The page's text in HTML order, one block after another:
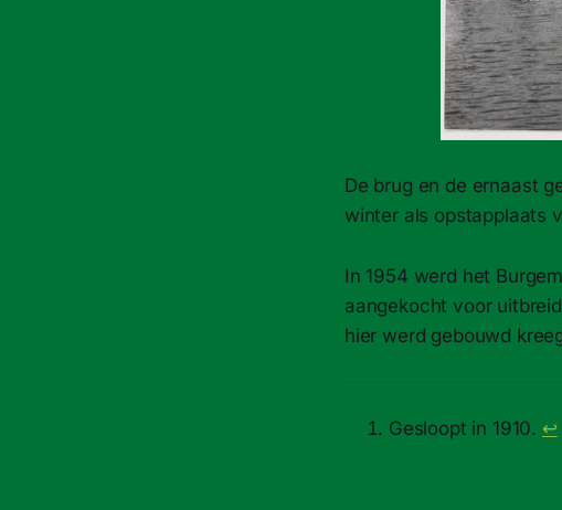
De brug en de ernaast
winter als opstapplaats
In 1954 werd het
aangekocht voor
hier werd gebouwd
Gesloopt in 1910. ↩